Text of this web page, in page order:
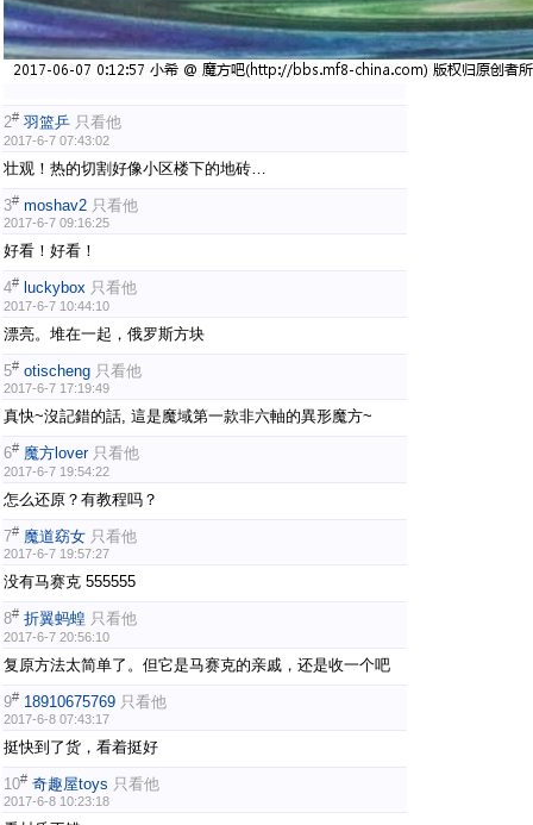
2# 羽篮乒 只看他
2017-6-7 07:43:02
壮观！热的切割好像小区楼下的地砖…
3# moshav2 只看他
2017-6-7 09:16:25
好看！好看！
4# luckybox 只看他
2017-6-7 10:44:10
漂亮。堆在一起，俄罗斯方块
5# otischeng 只看他
2017-6-7 17:19:49
真快~沒記錯的話, 這是魔域第一款非六軸的異形魔方~
6# 魔方lover 只看他
2017-6-7 19:54:22
怎么还原？有教程吗？
7# 魔道窈女 只看他
2017-6-7 19:57:27
没有马赛克 555555
8# 折翼蚂蝗 只看他
2017-6-7 20:56:10
复原方法太简单了。但它是马赛克的亲戚，还是收一个吧
9# 18910675769 只看他
2017-6-8 07:43:17
挺快到了货，看着挺好
10# 奇趣屋toys 只看他
2017-6-8 10:23:18